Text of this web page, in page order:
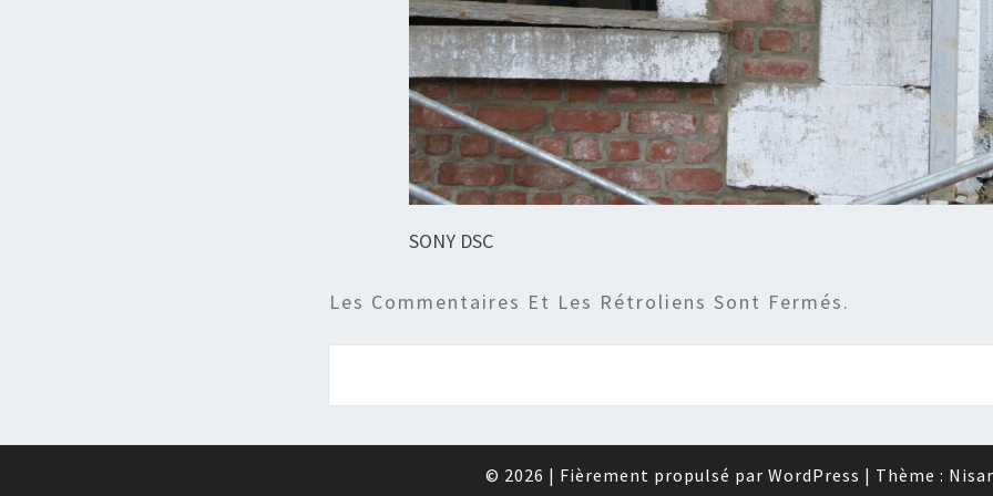
SONY DSC
Les Commentaires Et Les Rétroliens Sont Fermés.
© 2026 | Fièrement propulsé par WordPress | Thème :